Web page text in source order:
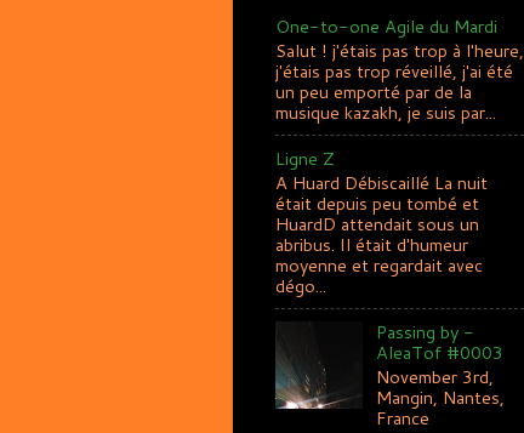
One-to-one Agile du Mardi
Salut ! j'étais pas trop à l'heure,
j'étais pas trop réveillé, j'ai été
un peu emporté par de la
musique kazakh, je suis par...
Ligne Z
A Huard Débiscaillé La nuit
était depuis peu tombé et
HuardD attendait sous un
abribus. Il était d'humeur
moyenne et regardait avec
dégo...
Passing by -
AleaTof #0003
November 3rd,
Mangin, Nantes,
France